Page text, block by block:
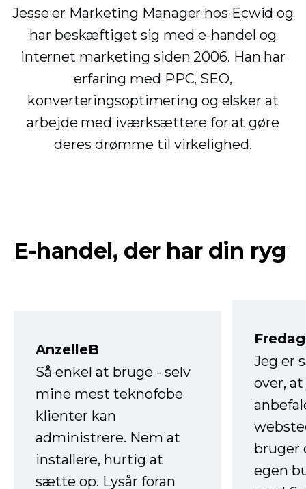
Jesse er Marketing Manager hos Ecwid og
har beskæftiget sig med e-handel og
internet marketing siden 2006. Han har
erfaring med PPC, SEO,
konverteringsoptimering og elsker at
arbejde med iværksættere for at gøre
deres drømme til virkelighed.
E-handel, der har din ryg
AnzelleB
Så enkel at bruge - selv
mine mest teknofobe
klienter kan
administrere. Nem at
installere, hurtig at
sætte op. Lysår foran
Jeg er
over,
bruger
egen